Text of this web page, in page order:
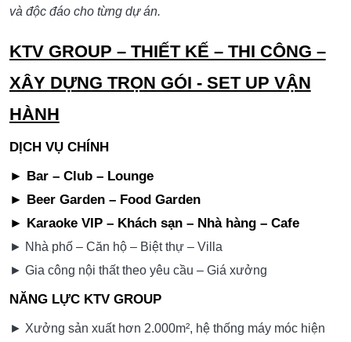
trần.
Trang trí cây khô nghệ thuật và phụ kiện ánh sáng tinh
tế.
🔹 Đơn vị thực hiện: KTV Group – Thiết kế & thi
công khách sạn cao cấp chuyên nghiệp.
🔹 Diện tích thi công: Ước tính khoảng
KTV Group – Đơn vị thiết kế & thi công khách sạn cao
cấp, mang đến giải pháp không gian sang trọng, hiện đại
và độc đáo cho từng dự án.